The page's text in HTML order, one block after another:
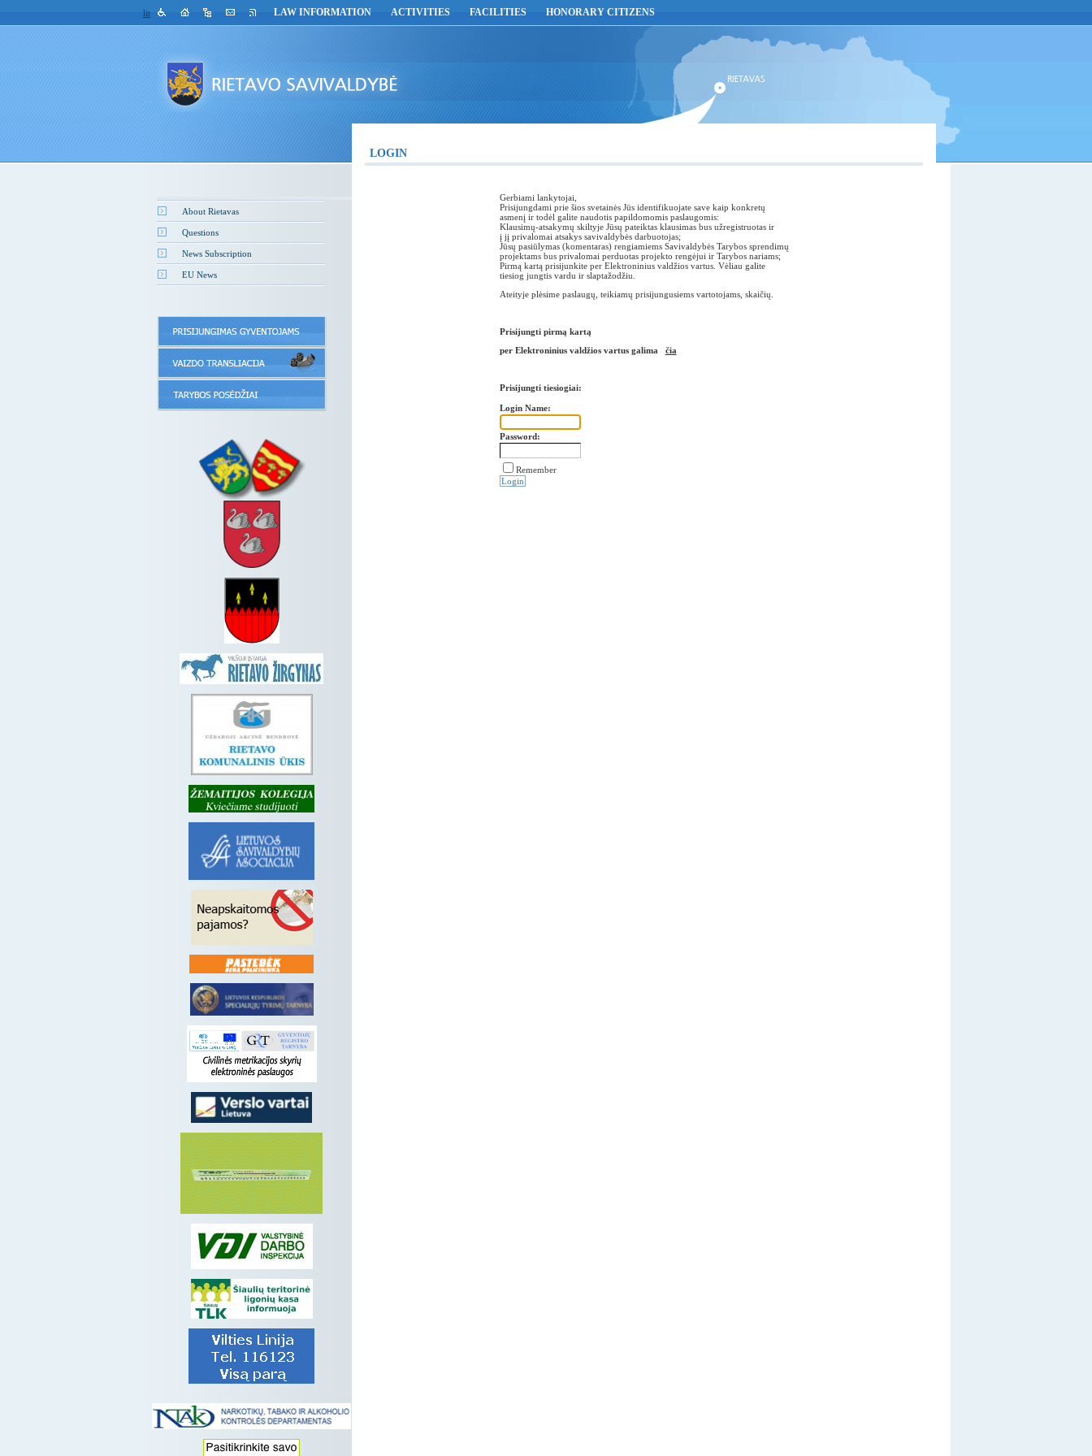
lit LAW INFORMATION ACTIVITIES FACILITIES HONORARY CITIZENS
About Rietavas
Questions
News Subscription
EU News
LOGIN
Gerbiami lankytojai,
Prisijungdami prie šios svetainės Jūs identifikuojate save kaip konkretų
asmenį ir todėl galite naudotis papildomomis paslaugomis:
Klausimų-atsakymų skiltyje Jūsų pateiktas klausimas bus užregistruotas ir
į jį privalomai atsakys savivaldybės darbuotojas;
Jūsų pasiūlymas (komentaras) rengiamiems Savivaldybės Tarybos sprendimų
projektams bus privalomai perduotas projekto rengėjui ir Tarybos nariams;
Pirmą kartą prisijunkite per Elektroninius valdžios vartus. Vėliau galite
tiesiog jungtis vardu ir slaptažodžiu.
Ateityje plėsime paslaugų, teikiamų prisijungusiems vartotojams, skaičių.
Prisijungti pirmą kartą
per Elektroninius valdžios vartus galima čia
Prisijungti tiesiogiai:
Login Name:
Password:
Remember